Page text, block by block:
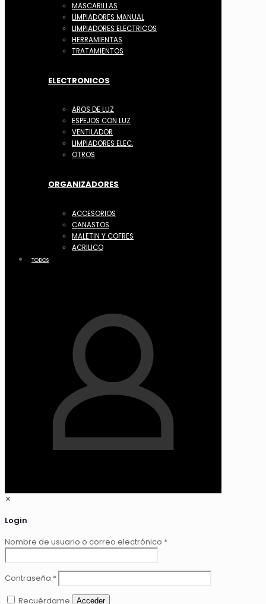
MASCARILLAS
LIMPIADORES MANUAL
LIMPIADORES ELECTRICOS
HERRAMIENTAS
TRATAMIENTOS
ELECTRONICOS
AROS DE LUZ
ESPEJOS CON LUZ
VENTILADOR
LIMPIADORES ELEC.
OTROS
ORGANIZADORES
ACCESORIOS
CANASTOS
MALETIN Y COFRES
ACRILICO
TODOS
✕
Login
Nombre de usuario o correo electrónico *
Contraseña *
Recuérdame
Acceder